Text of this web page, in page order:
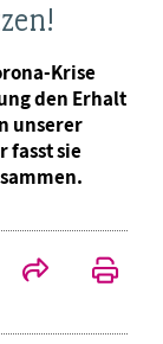
Krise
den Erhalt
unserer
fasst sie